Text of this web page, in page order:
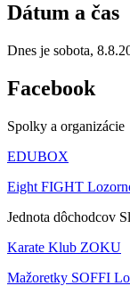
Dátum a čas
Dnes je sobota,
Facebook
Spolky a organizácie
EDUBOX
Eight FIGHT
Jednota dôchodcov
Karate Klub ZOKU
Mažoretky SOFFI